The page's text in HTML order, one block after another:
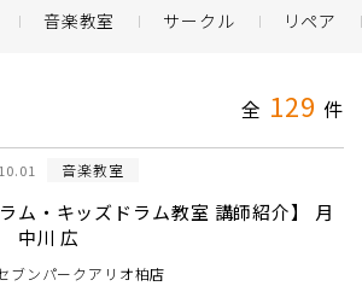
音楽教室 サークル リペア
全 129 件
音楽教室
ラム・キッズドラム教室 講師紹介】 月
中川 広
ブンパークアリオ柏店